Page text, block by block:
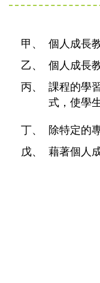
甲、
個人成長
乙、
個人成長
丙、
課程的學
式，使學
丁、
除特定的
戊、
藉著個人